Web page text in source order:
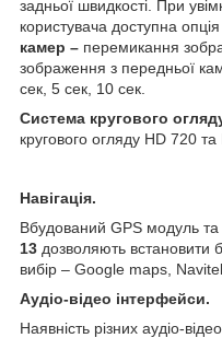
задньої швидкості. При
користувача доступна опція
камер – перемикання
зображення з передньої
сек, 5 сек, 10 сек.
Система кругового
кругового огляду HD 720
Навігація.
Вбудований GPS модуль
13 дозволяють встановити
вибір – Google maps,
Аудіо-відео інтерфейси.
Наявність різних аудіо-